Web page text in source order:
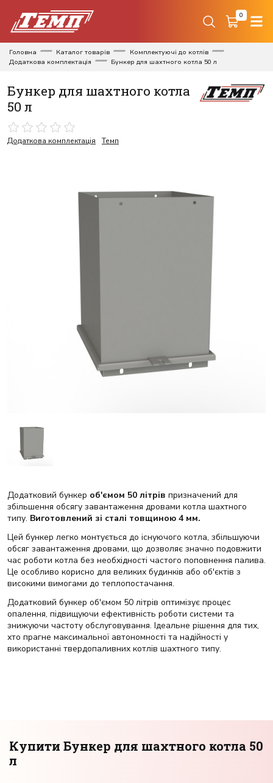
0
Головна Каталог товарів
Комплектуючі до котлів
Додаткова комплектація
Бункер для шахтного котла 50 л
Бункер для шахтного котла
50 л
Додаткова комплектація Темп
Додатковий бункер об'ємом 50 літрів призначений для
збільшення обсягу завантаження дровами котла шахтного
типу. Виготовлений зі сталі товщиною 4 мм.
Цей бункер легко монтується до існуючого котла, збільшуючи
обсяг завантаження дровами, що дозволяє значно подовжити
час роботи котла без необхідності частого поповнення палива.
Це особливо корисно для великих будинків або об'єктів з
високими вимогами до теплопостачання.
Додатковий бункер об'ємом 50 літрів оптимізує процес
опалення, підвищуючи ефективність роботи системи та
знижуючи частоту обслуговування. Ідеальне рішення для тих,
хто прагне максимальної автономності та надійності у
використанні твердопаливних котлів шахтного типу.
Купити Бункер для шахтного котла 50
л